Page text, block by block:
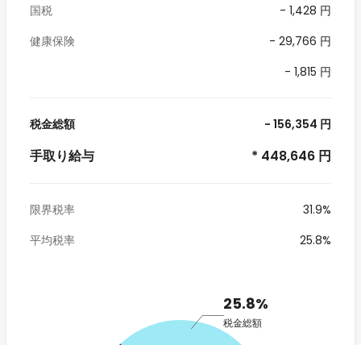
国税
- 1,428 円
健康保険
- 29,766 円
- 1,815 円
税金総額 - 156,354 円
手取り給与 * 448,646 円
限界税率
31.9%
平均税率
25.8%
25.8%
税金総額